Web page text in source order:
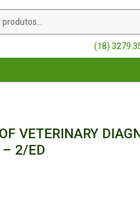
(18)
VETERINARY
– 2/ED